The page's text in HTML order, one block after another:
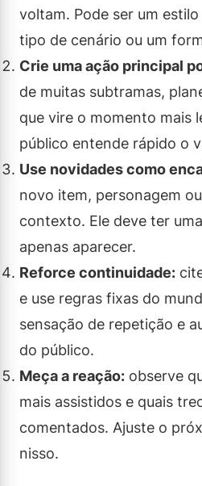
voltam. Pode ser um
tipo de cenário ou um
Crie uma ação principal
de muitas subtramas,
que vire o momento mais
público entende rápido o
Use novidades como
novo item, personagem
contexto. Ele deve ter
apenas aparecer.
Reforce continuidade:
e use regras fixas do
sensação de repetição e
do público.
Meça a reação: observe
mais assistidos e quais
comentados. Ajuste o
nisso.